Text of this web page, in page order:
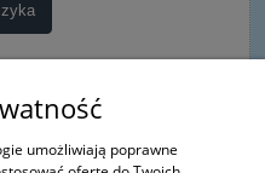
umożliwiają poprawne